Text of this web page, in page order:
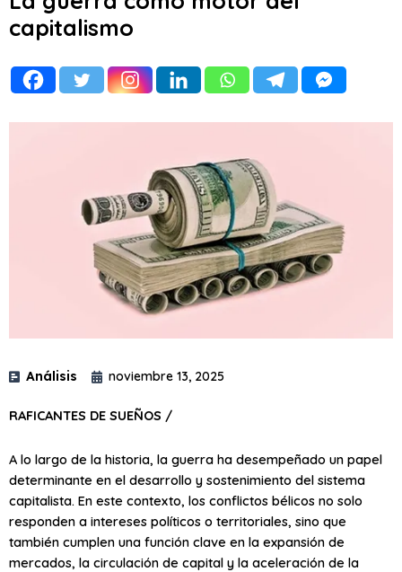
capitalismo
Análisis noviembre 13, 2025
RAFICANTES DE SUEÑOS /
A lo largo de la historia, la guerra ha desempeñado un papel
determinante en el desarrollo y sostenimiento del sistema
capitalista. En este contexto, los conflictos bélicos no solo
responden a intereses políticos o territoriales, sino que
también cumplen una función clave en la expansión de
mercados, la circulación de capital y la aceleración de la